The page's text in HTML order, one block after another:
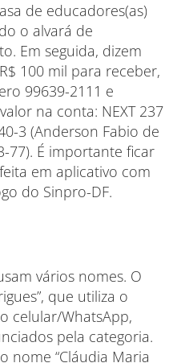
de educadores(as)
o alvará de
Em seguida, dizem
100 mil para receber,
99639-2111 e
na conta: NEXT 237
3 (Anderson Fabio de
77). É importante ficar
em aplicativo com
do Sinpro-DF.
vários nomes. O
que utiliza o
celular/WhatsApp,
pela categoria.
nome “Cláudia Maria